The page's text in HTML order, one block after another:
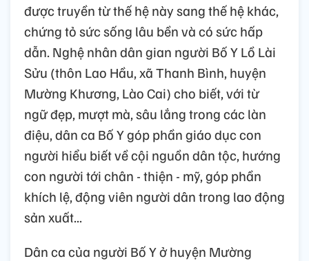
được truyền từ thế hệ này sang thế hệ khác,
chứng tỏ sức sống lâu bền và có sức hấp
dẫn. Nghệ nhân dân gian người Bố Y Lồ Lài
Sửu (thôn Lao Hầu, xã Thanh Bình, huyện
Mường Khương, Lào Cai) cho biết, với từ
ngữ đẹp, mượt mà, sâu lắng trong các làn
điệu, dân ca Bố Y góp phần giáo dục con
người hiểu biết về cội nguồn dân tộc, hướng
con người tới chân - thiện - mỹ, góp phần
khích lệ, động viên người dân trong lao động
sản xuất...
Dân ca của người Bố Y ở huyện Mường